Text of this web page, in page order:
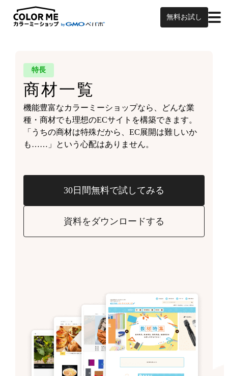
無料お試し
特長
商材一覧
機能豊富なカラーミーショップなら、どんな業
種・商材でも理想のECサイトを構築できます。
「うちの商材は特殊だから、EC展開は難しいか
も……」という心配はありません。
30日間無料で試してみる
資料をダウンロードする